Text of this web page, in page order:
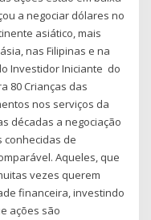
a negociar dólares no
asiático, mais
nas Filipinas e na
Investidor Iniciante do
80 Crianças das
nos serviços da
décadas a negociação
conhecidas de
Aqueles, que
vezes querem
financeira, investindo
ações são